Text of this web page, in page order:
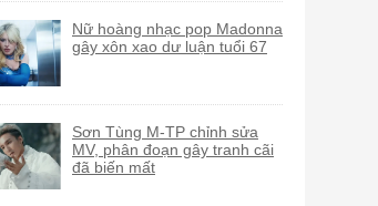
Nữ hoàng nhạc pop Madonna
gây xôn xao dư luận tuổi 67
Sơn Tùng M-TP chỉnh sửa
MV, phân đoạn gây tranh cãi
đã biến mất